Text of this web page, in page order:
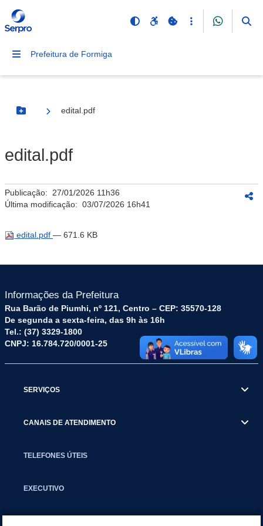
Prefeitura de Formiga
Botão Menu
edital.pdf
edital.pdf
Publicação: 27/01/2026 11h36
Última modificação: 03/07/2026 16h41
edital.pdf — 671.6 KB
Informações da Prefeitura
Rua Barão de Piumhi, nº 121, Centro – CEP: 35570-128
De segunda a sexta-feira, das 9h às 16h
Tel.: (37) 3329-1800
CNPJ: 16.784.720/0001-25
SERVIÇOS
CANAIS DE ATENDIMENTO
TELEFONES ÚTEIS
EXECUTIVO